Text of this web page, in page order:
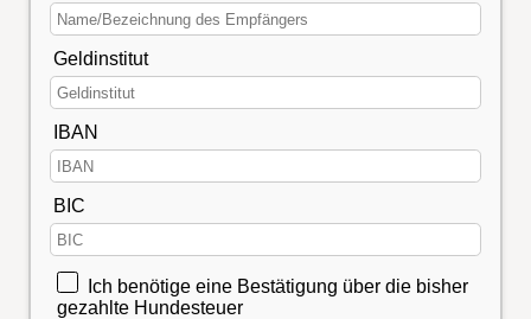
Geldinstitut
IBAN
BIC
Ich benötige eine Bestätigung über die bisher
gezahlte Hundesteuer